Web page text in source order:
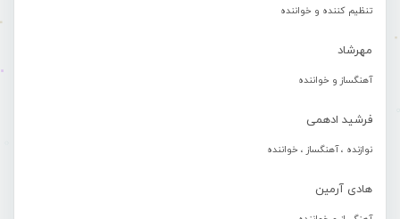
تنظیم کننده و خواننده
مهرشاد
آهنگساز و خواننده
فرشید ادهمی
نوازنده ، آهنگساز ، خواننده
هادی آرمین